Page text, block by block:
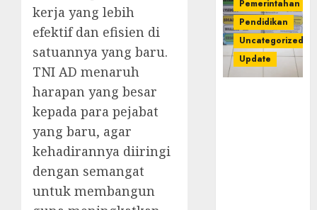
kerja yang lebih
efektif dan efisien di
satuannya yang baru.
TNI AD menaruh
harapan yang besar
kepada para pejabat
yang baru, agar
kehadirannya diiringi
dengan semangat
untuk membangun
Pemerintahan
Pendidikan
Uncategorized
Update